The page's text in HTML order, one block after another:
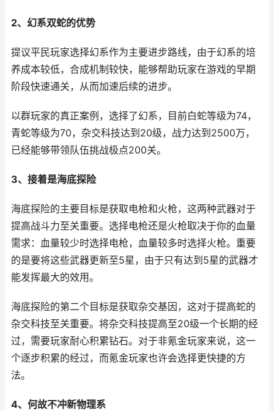
2、幻系双蛇的优势
提议平民玩家选择幻系作为主要进步路线，由于幻系的培
养成本较低，合成机制较快，能够帮助玩家在游戏的早期
阶段快速通关，从而加速后续的进步。
以群玩家的真正案例，选择了幻系，目前白蛇等级为74，
青蛇等级为70，杂交科技达到20级，战力达到2500万，
已经能够带领队伍挑战极点200关。
3、接着是海底探险
海底探险的主要目标是获取电枪和火枪，这两种武器对于
提高战斗力至关重要。选择电枪还是火枪取决于你的血量
需求：血量较少时选择电枪，血量较多时选择火枪。重要
的是要将这些武器更新至5星，由于只有达到5星的武器才
能发挥最大的效用。
海底探险的第二个目标是获取杂交基因，这对于提高蛇的
杂交科技至关重要。将杂交科技提高至20级一个长期的经
过，需要玩家耐心积累钻石。对于非氪金玩家来说，这一
个逐步积累的经过，而氪金玩家也许会选择更快捷的方
法。
4、何故不冲新物理系